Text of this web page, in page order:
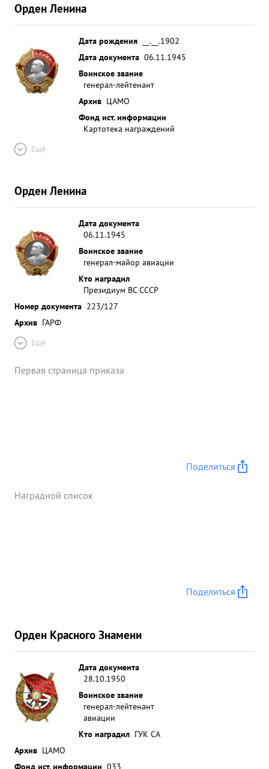
Орден Ленина
Дата рождения
__.__.1902
Дата документа 06.11.1945
Воинское звание
генерал-лейтенант
Архив ЦАМО
Фонд ист. информации
Картотека награждений
Ещё
Орден Ленина
Дата документа
06.11.1945
Воинское звание
генерал-майор авиации
Кто наградил
Президиум ВС СССР
Номер документа 223/127
Архив ГАРФ
Ещё
Первая страница приказа
Поделиться
Наградной список
Поделиться
Орден Красного Знамени
Дата документа
28.10.1950
Воинское звание
генерал-лейтенант
авиации
Кто наградил ГУК СА
Архив ЦАМО
Фонд ист. информации 033